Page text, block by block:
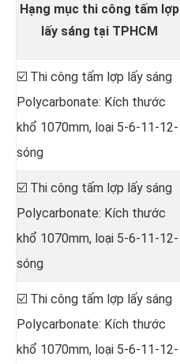
Hạng mục thi công tấm lợp
lấy sáng tại TPHCM
☑️ Thi công tấm lợp lấy sáng
Polycarbonate: Kích thước
khổ 1070mm, loại 5-6-11-12-
sóng
☑️ Thi công tấm lợp lấy sáng
Polycarbonate: Kích thước
khổ 1070mm, loại 5-6-11-12-
sóng
☑️ Thi công tấm lợp lấy sáng
Polycarbonate: Kích thước
khổ 1070mm, loại 5-6-11-12-